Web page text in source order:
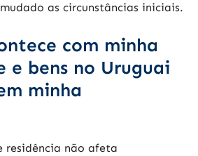
as circunstâncias iniciais.
com minha
e bens no Uruguai
minha
residência não afeta